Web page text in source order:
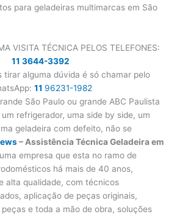
para geladeiras multimarcas em São
VISITA TÉCNICA PELOS TELEFONES:
11 3644-3392
tirar alguma dúvida é só chamar pelo
11 96231-1982
São Paulo ou grande ABC Paulista
refrigerador, uma side by side, um
geladeira com defeito, não se
– Assistência Técnica Geladeira em
empresa que esta no ramo de
há mais de 40 anos,
alta qualidade, com técnicos
aplicação de peças originais,
e toda a mão de obra, soluções